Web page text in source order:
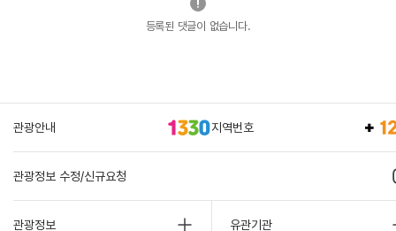
등록된 댓글이 없습니다.
관광안내 지역번호
관광정보 수정/신규요청
관광정보 유관기관